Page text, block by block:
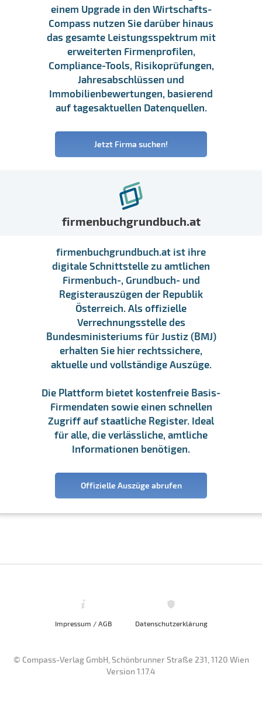
einem Upgrade in den Wirtschafts-
Compass nutzen Sie darüber hinaus
das gesamte Leistungsspektrum mit
erweiterten Firmenprofilen,
Compliance-Tools, Risikoprüfungen,
Jahresabschlüssen und
Immobilienbewertungen, basierend
auf tagesaktuellen Datenquellen.
Jetzt Firma suchen!
firmenbuchgrundbuch.at
firmenbuchgrundbuch.at ist ihre
digitale Schnittstelle zu amtlichen
Firmenbuch-, Grundbuch- und
Registerauszügen der Republik
Österreich. Als offizielle
Verrechnungsstelle des
Bundesministeriums für Justiz (BMJ)
erhalten Sie hier rechtssichere,
aktuelle und vollständige Auszüge.
Die Plattform bietet kostenfreie Basis-
Firmendaten sowie einen schnellen
Zugriff auf staatliche Register. Ideal
für alle, die verlässliche, amtliche
Informationen benötigen.
Offizielle Auszüge abrufen
Impressum / AGB Datenschutzerklärung
© Compass-Verlag GmbH, Schönbrunner Straße 231, 1120 Wien
Version 1.17.4